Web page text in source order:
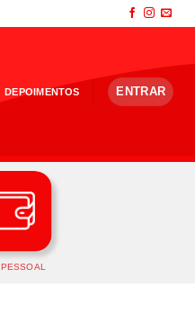
DEPOIMENTOS ENTRAR